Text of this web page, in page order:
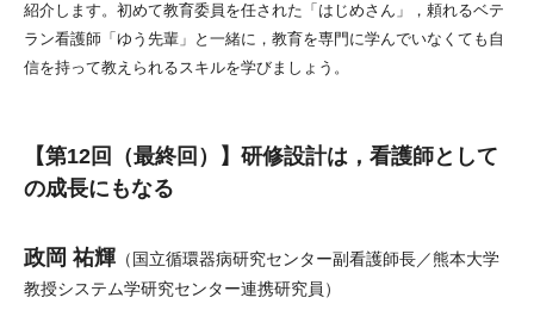
紹介します。初めて教育委員を任された「はじめさん」，頼れるベテ
ラン看護師「ゆう先輩」と一緒に，教育を専門に学んでいなくても自
信を持って教えられるスキルを学びましょう。
【第12回（最終回）】研修設計は，看護師として
の成長にもなる
政岡 祐輝 （国立循環器病研究センター副看護師長／熊本大学
教授システム学研究センター連携研究員）